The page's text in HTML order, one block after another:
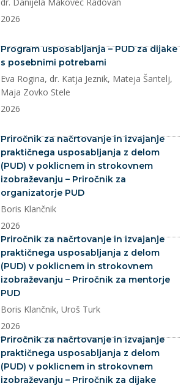
2026
dokument
Program usposabljanja – PUD za dijake
s posebnimi potrebami
Eva Rogina, dr. Katja Jeznik, Mateja Šantelj,
Maja Zovko Stele
2026
dokument
Priročnik za načrtovanje in izvajanje
praktičnega usposabljanja z delom
(PUD) v poklicnem in strokovnem
izobraževanju – Priročnik za
organizatorje PUD
Boris Klančnik
2026
dokument
Priročnik za načrtovanje in izvajanje
praktičnega usposabljanja z delom
(PUD) v poklicnem in strokovnem
izobraževanju – Priročnik za mentorje
PUD
Boris Klančnik, Uroš Turk
2026
dokument
Priročnik za načrtovanje in izvajanje
praktičnega usposabljanja z delom
(PUD) v poklicnem in strokovnem
izobraževanju – Priročnik za dijake